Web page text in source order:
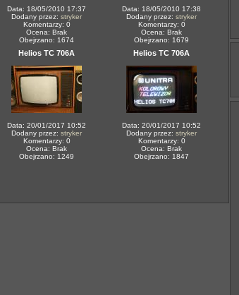
Data: 18/05/2010 17:37
Dodany przez: stryker
Komentarzy: 0
Ocena: Brak
Obejrzano: 1674
Data: 18/05/2010 17:38
Dodany przez: stryker
Komentarzy: 0
Ocena: Brak
Obejrzano: 1679
Helios TC 706A
Data: 20/01/2017 10:52
Dodany przez: stryker
Komentarzy: 0
Ocena: Brak
Obejrzano: 1249
Helios TC 706A
Data: 20/01/2017 10:52
Dodany przez: stryker
Komentarzy: 0
Ocena: Brak
Obejrzano: 1847